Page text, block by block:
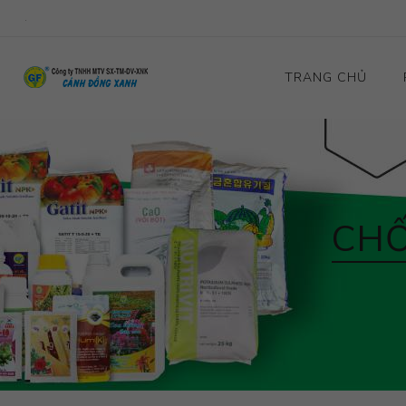
.
TRANG CHỦ